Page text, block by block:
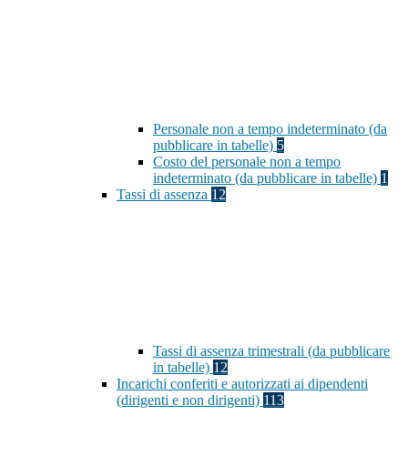
Personale non a tempo indeterminato (da
pubblicare in tabelle) 5
Costo del personale non a tempo
indeterminato (da pubblicare in tabelle) 1
Tassi di assenza 12
Tassi di assenza trimestrali (da pubblicare
in tabelle) 12
Incarichi conferiti e autorizzati ai dipendenti
(dirigenti e non dirigenti) 113